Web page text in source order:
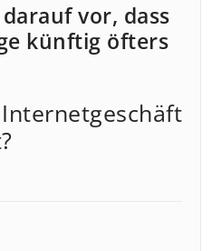
vor, dass
künftig öfters